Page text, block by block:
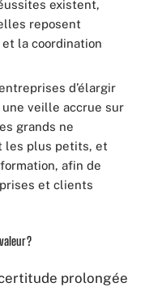
existent,
reposent
la coordination
d’élargir
veille accrue sur
grands ne
les plus petits, et
afin de
et clients
?
prolongée